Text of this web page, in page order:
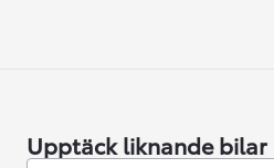
Upptäck liknande bilar